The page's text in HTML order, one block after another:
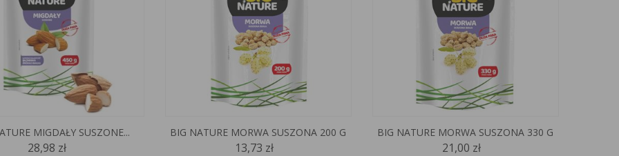
MIGDAŁY SUSZONE...
28,98 zł
BIG NATURE MORWA SUSZONA 200 G
13,73 zł
BIG NATURE MORWA SUSZONA 330 G
21,00 zł